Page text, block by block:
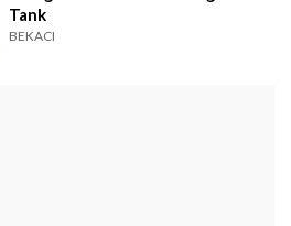
Tank
BEKACI